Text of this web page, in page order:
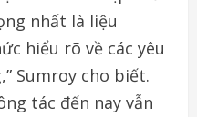
nhất là liệu
hiểu rõ về các yêu
Sumroy cho biết.
tác đến nay vẫn